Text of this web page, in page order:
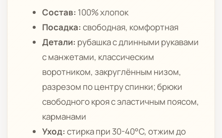
Состав: 100% хлопок
Посадка: свободная, комфортная
Детали: рубашка с длинными рукавами
с манжетами, классическим
воротником, закруглённым низом,
разрезом по центру спинки; брюки
свободного кроя с эластичным поясом,
карманами
Уход: стирка при 30-40°C, отжим до